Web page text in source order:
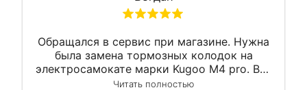
Обращался в сервис при магазине. Нужна
была замена тормозных колодок на
электросамокате марки Kugoo M4 pro. Всё
сделали в лучшем виде и в максимально
Читать полностью